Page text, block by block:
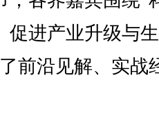
促进产业升级与
前沿见解、实战